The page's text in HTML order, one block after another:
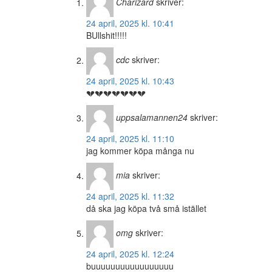
24 april, 2025 kl. 10:41
BUllshit!!!!!
cdc skriver:
24 april, 2025 kl. 10:43
💔💔💔💔💔💔💔
uppsalamannen24 skriver:
24 april, 2025 kl. 11:10
jag kommer köpa många nu
mia skriver:
24 april, 2025 kl. 11:32
då ska jag köpa två små istället
omg skriver:
24 april, 2025 kl. 12:24
buuuuuuuuuuuuuuuuu